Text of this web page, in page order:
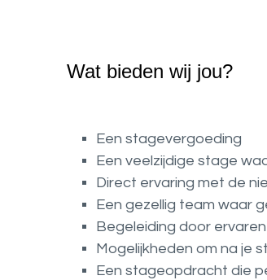
Wat bieden wij jou?
Een stagevergoeding
Een veelzijdige stage
Direct ervaring met de
Een gezellig team waar
Begeleiding door
Mogelijkheden om na je
Een stageopdracht die